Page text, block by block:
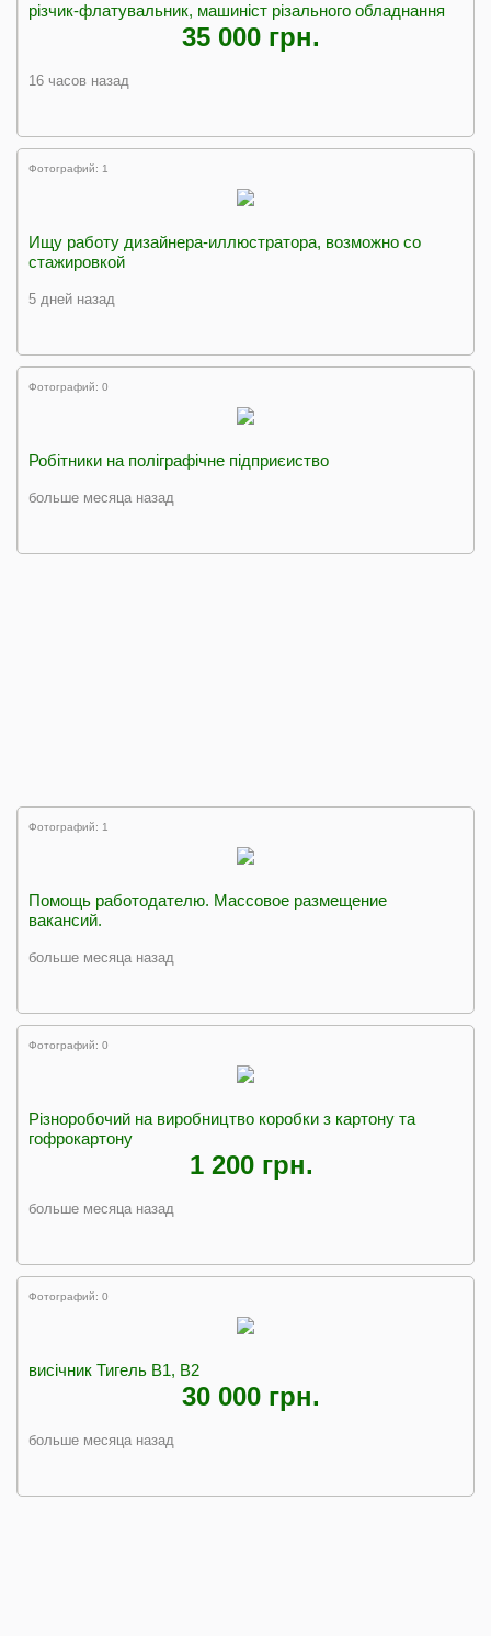
різчик-флатувальник, машиніст різального обладнання
35 000 грн.
16 часов назад
Фотографий: 1
Ищу работу дизайнера-иллюстратора, возможно со
стажировкой
5 дней назад
Фотографий: 0
Робітники на поліграфічне підприєиство
больше месяца назад
Фотографий: 1
Помощь работодателю. Массовое размещение
вакансий.
больше месяца назад
Фотографий: 0
Різноробочий на виробництво коробки з картону та
гофрокартону
1 200 грн.
больше месяца назад
Фотографий: 0
висічник Тигель В1, В2
30 000 грн.
больше месяца назад